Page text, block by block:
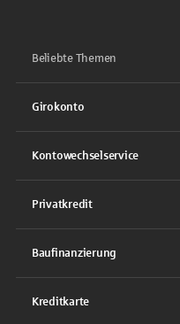
Beliebte Themen
Girokonto
Kontowechselservice
Privatkredit
Baufinanzierung
Kreditkarte